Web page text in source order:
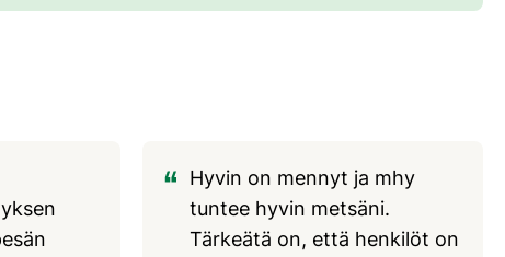
Hyvin on mennyt ja mhy
tuntee hyvin metsäni.
Tärkeätä on, että henkilöt on